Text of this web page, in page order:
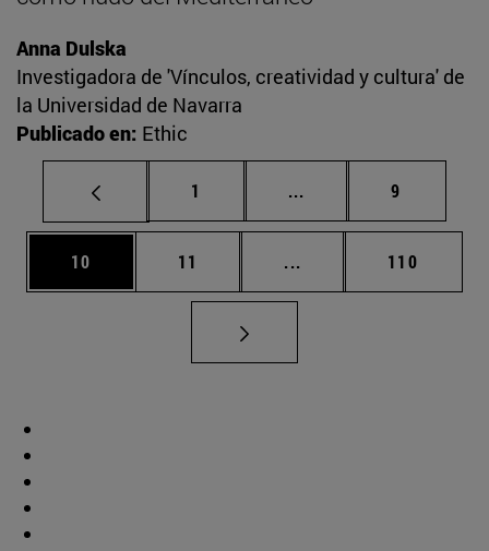
Anna Dulska
Investigadora de 'Vínculos, creatividad y cultura' de
la Universidad de Navarra
Publicado en: Ethic
Página
1 ... Páginas intermedias
Página
9
Página
10 Página
11 ... Páginas intermedias
Página
110